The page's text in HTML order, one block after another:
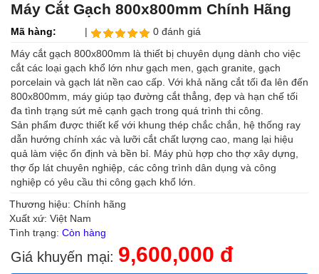
Máy Cắt Gạch 800x800mm Chính Hãng
Mã hàng: |
0 đánh giá
Máy cắt gạch 800x800mm là thiết bị chuyên dụng dành cho việc
cắt các loại gạch khổ lớn như gạch men, gạch granite, gạch
porcelain và gạch lát nền cao cấp. Với khả năng cắt tối đa lên đến
800x800mm, máy giúp tạo đường cắt thẳng, đẹp và hạn chế tối
đa tình trạng sứt mẻ cạnh gạch trong quá trình thi công.
Sản phẩm được thiết kế với khung thép chắc chắn, hệ thống ray
dẫn hướng chính xác và lưỡi cắt chất lượng cao, mang lại hiệu
quả làm việc ổn định và bền bỉ. Máy phù hợp cho thợ xây dựng,
thợ ốp lát chuyên nghiệp, các công trình dân dụng và công
nghiệp có yêu cầu thi công gạch khổ lớn.
Thương hiệu: Chính hãng
Xuất xứ: Việt Nam
Tình trạng: Còn hàng
Giá khuyến mại: 9,600,000 đ